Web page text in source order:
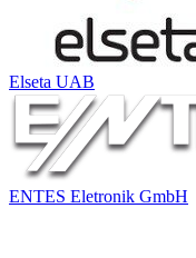
Elseta UAB
ENTES Eletronik GmbH